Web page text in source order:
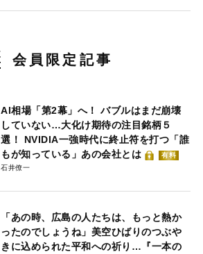
会員限定記事
AI相場「第2幕」へ！ バブルはまだ崩壊
していない…大化け期待の注目銘柄５
選！ NVIDIA一強時代に終止符を打つ「誰
もが知っている」あの会社とは
有料
石井僚一
「あの時、広島の人たちは、もっと熱か
ったのでしょうね」美空ひばりのつぶや
きに込められた平和への祈り…『一本の